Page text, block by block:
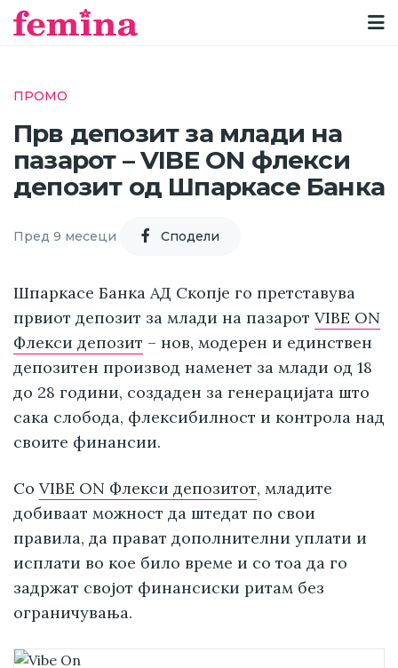
ПРОМО
Прв депозит за млади на
пазарот – VIBE ON флекси
депозит од Шпаркасе Банка
Пред 9 месеци Cподели
Шпаркасе Банка АД Скопје го претставува
првиот депозит за млади на пазарот VIBE ON
Флекси депозит – нов, модерен и единствен
депозитен производ наменет за млади од 18
до 28 години, создаден за генерацијата што
сака слобода, флексибилност и контрола над
своите финансии.
Со VIBE ON Флекси депозитот, младите
добиваат можност да штедат по свои
правила, да прават дополнителни уплати и
исплати во кое било време и со тоа да го
задржат својот финансиски ритам без
ограничувања.